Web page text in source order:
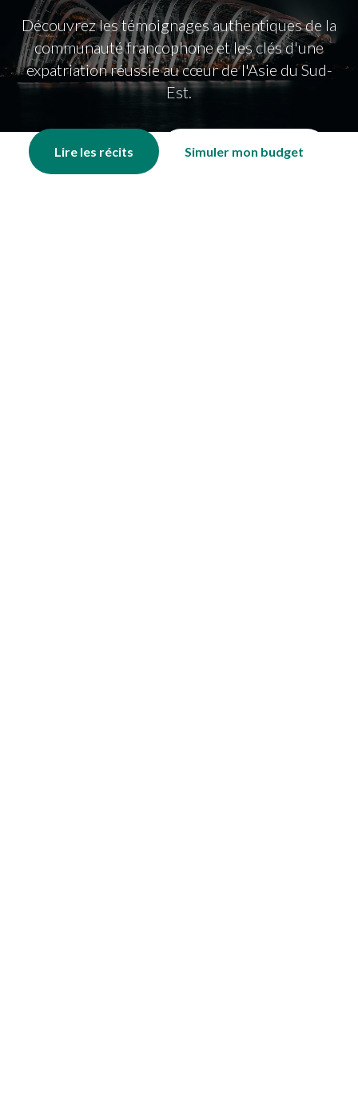
Découvrez les témoignages authentiques de la
communauté francophone et les clés d'une
expatriation réussie au cœur de l'Asie du Sud-
Est.
Lire les récits Simuler mon budget